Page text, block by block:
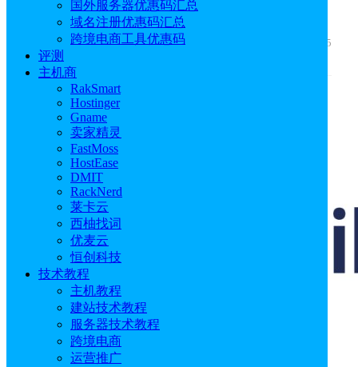
国外服务器优惠码汇总
域名注册优惠码汇总
跨境电商工具优惠码
评测
主机商
RakSmart
Hostinger
Gname
卖家精灵
FastMoss
HostEase
DMIT
RackNerd
莱卡云
西柚找词
优麦云
恒创科技
技术教程
主机教程
建站技术教程
服务器技术教程
跨境电商
运营推广
作者: sunny 发布时间: 2024.08.28 11:26:39
更新于: 2026.04.15